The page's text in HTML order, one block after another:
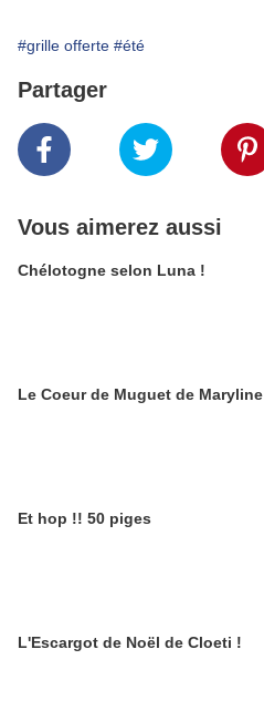
#grille offerte #été
Partager
Vous aimerez aussi
Chélotogne selon Luna !
Le Coeur de Muguet de Maryline
Et hop !! 50 piges
L'Escargot de Noël de Cloeti !